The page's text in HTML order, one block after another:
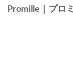
Promille｜プロ